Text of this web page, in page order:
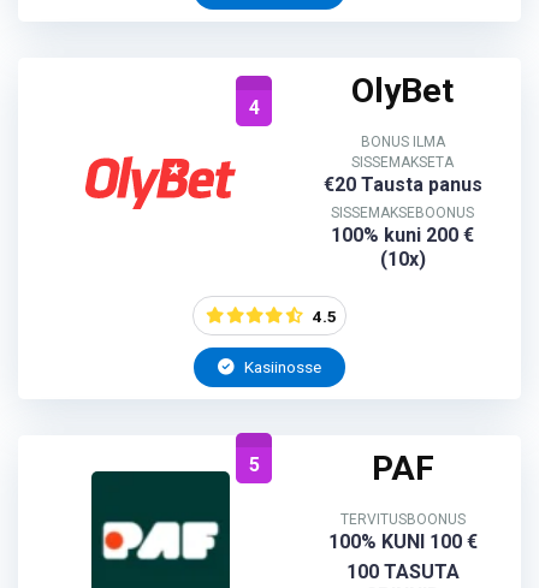
4 OlyBet
BONUS ILMA
SISSEMAKSETA
€20 Tausta panus
SISSEMAKSEBOONUS
100% kuni 200 €
(10x)
4.5
Kasiinosse
5 PAF
TERVITUSBOONUS
100% KUNI 100 €
100 TASUTA